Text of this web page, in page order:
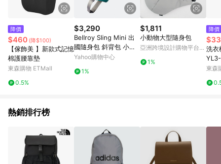
降價
$460 (降$100)
【傢飾美 】新款式記憶
棉護腰靠墊
東森購物 ETMall
0.5%
$3,290
Bellroy Sling Mini 出
國隨身包 斜背包 小包
七夕浪漫購 送禮首選
Yahoo購物中心
1%
$1,811
小動物大型隨身包
亞洲跨境設計購物平台
1%
降價
洗衣
絮濾
東森
熱銷排行榜